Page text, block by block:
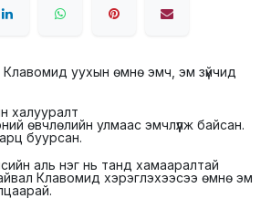
уухын өмнө эмч, эм зүйчид
халууралт
өвчлөлийн улмаас эмчлүүлж байсан.
буурсан.
аль нэг нь танд хамааралтай
Клавомид хэрэглэхээсээ өмнө эм